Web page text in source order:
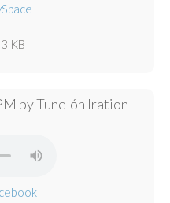
KB
by Tunelón Iration